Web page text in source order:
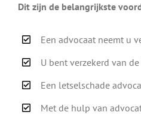
Dit zijn de belangrijkste
Een advocaat neemt u
U bent verzekerd van
Een letselschade
Met de hulp van